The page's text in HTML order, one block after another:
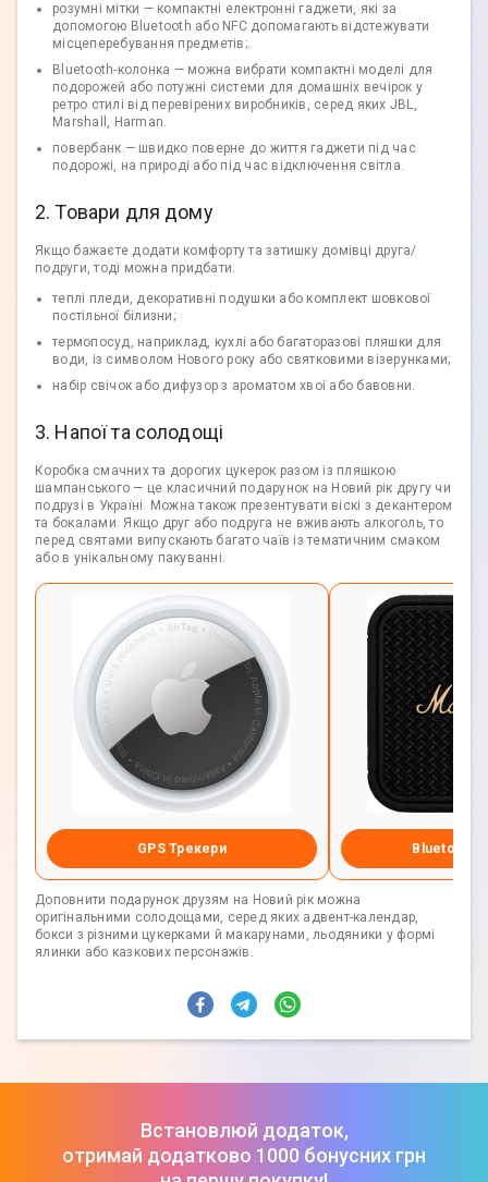
розумні мітки — компактні електронні гаджети, які за
допомогою Bluetooth або NFC допомагають відстежувати
місцеперебування предметів;.
Bluetooth-колонка — можна вибрати компактні моделі для
подорожей або потужні системи для домашніх вечірок у
ретро стилі від перевірених виробників, серед яких JBL,
Marshall, Harman.
повербанк — швидко поверне до життя гаджети під час
подорожі, на природі або під час відключення світла.
2. Товари для дому
Якщо бажаєте додати комфорту та затишку домівці друга/
подруги, тоді можна придбати:
теплі пледи, декоративні подушки або комплект шовкової
постільної білизни;
термопосуд, наприклад, кухлі або багаторазові пляшки для
води, із символом Нового року або святковими візерунками;
набір свічок або дифузор з ароматом хвої або бавовни.
3. Напої та солодощі
Коробка смачних та дорогих цукерок разом із пляшкою
шампанського — це класичний подарунок на Новий рік другу чи
подрузі в Україні. Можна також презентувати віскі з декантером
та бокалами. Якщо друг або подруга не вживають алкоголь, то
перед святами випускають багато чаїв із тематичним смаком
або в унікальному пакуванні.
GPS Трекери Bluetooth-
Доповнити подарунок друзям на Новий рік можна
оригінальними солодощами, серед яких адвент-календар,
бокси з різними цукерками й макарунами, льодяники у формі
ялинки або казкових персонажів.
Встановлюй додаток,
отримай додатково 1000 бонусних грн